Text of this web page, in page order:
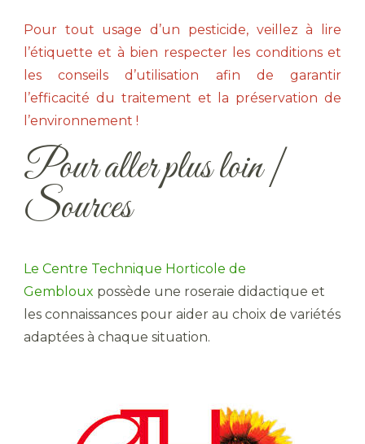
Pour tout usage d’un pesticide, veillez à lire
l’étiquette et à bien respecter les conditions et
les conseils d’utilisation afin de garantir
l’efficacité du traitement et la préservation de
l’environnement !
Pour aller plus loin |
Sources
Le Centre Technique Horticole de
Gembloux possède une roseraie didactique et
les connaissances pour aider au choix de variétés
adaptées à chaque situation.